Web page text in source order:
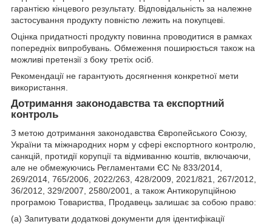
гарантією кінцевого результату. Відповідальність за належне
застосування продукту повністю лежить на покупцеві.
Оцінка придатності продукту повинна проводитися в рамках
попередніх випробувань. Обмеження поширюється також на
можливі претензії з боку третіх осіб.
Рекомендації не гарантують досягнення конкретної мети
використання.
Дотримання законодавства та експортний
контроль
З метою дотримання законодавства Європейського Союзу,
України та міжнародних норм у сфері експортного контролю,
санкцій, протидії корупції та відмиванню коштів, включаючи,
але не обмежуючись Регламентами ЄС № 833/2014,
269/2014, 765/2006, 2022/263, 428/2009, 2021/821, 267/2012,
36/2012, 329/2007, 2580/2001, а також Антикорупційною
програмою Товариства, Продавець залишає за собою право:
(а) Запитувати додаткові документи для ідентифікації